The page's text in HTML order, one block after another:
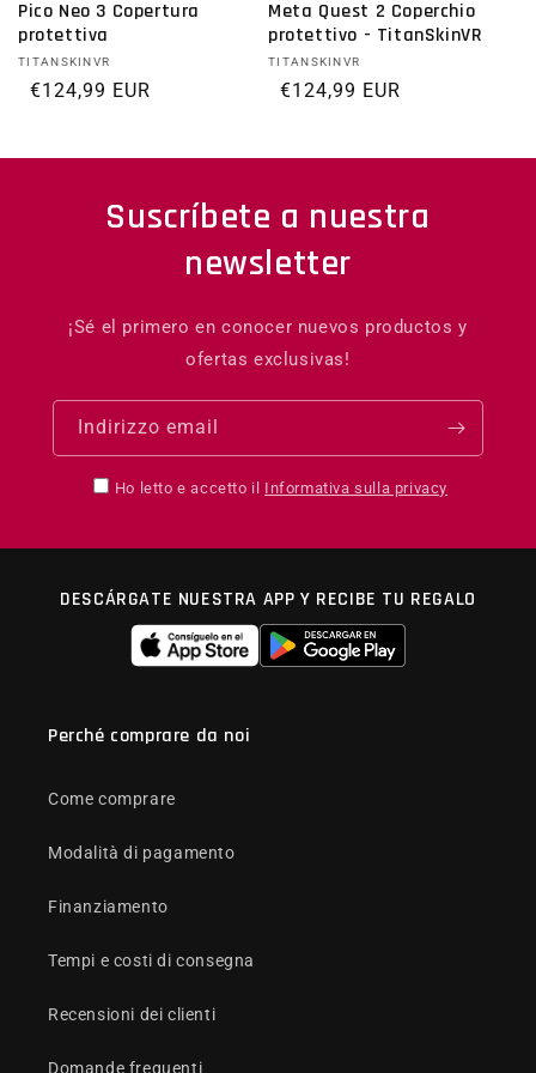
Pico Neo 3 Copertura
protettiva
Fornitore:
TITANSKINVR
Prezzo di listino
€124,99 EUR
Meta Quest 2 Coperchio
protettivo - TitanSkinVR
Fornitore:
TITANSKINVR
Prezzo di listino
€124,99 EUR
Suscríbete a nuestra
newsletter
¡Sé el primero en conocer nuevos productos y
ofertas exclusivas!
Indirizzo email
Ho letto e accetto il Informativa sulla privacy
DESCÁRGATE NUESTRA APP Y RECIBE TU REGALO
Perché comprare da noi
Come comprare
Modalità di pagamento
Finanziamento
Tempi e costi di consegna
Recensioni dei clienti
Domande frequenti